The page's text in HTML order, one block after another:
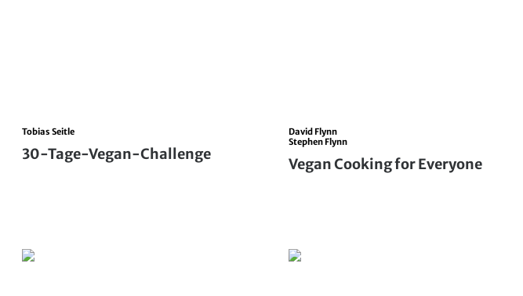
Tobias Seitle
30-Tage-Vegan-Challenge
David Flynn
Stephen Flynn
Vegan Cooking for Everyone